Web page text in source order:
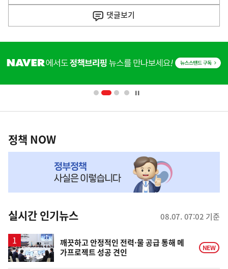
댓글보기
단
영
책
NOW,
뉴
스
정책 NOW
실시간 인기뉴스 08.07. 07:02 기준
깨끗하고 안정적인 전력·물 공급 통해 메
가프로젝트 성공 견인
NEW